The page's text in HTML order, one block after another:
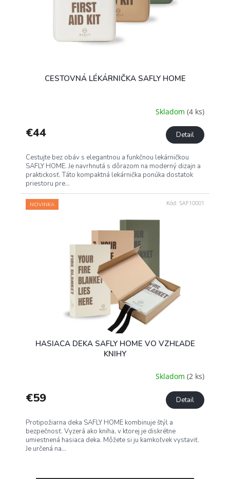
CESTOVNÁ LÉKÁRNIČKA SAFLY HOME
Skladom (4 ks)
€44 Detail
Cestujte bez obáv s elegantnou a funkčnou lekárničkou
SAFLY HOME. Je navrhnutá s dôrazom na moderný dizajn a
praktickosť. Táto kompaktná lekárnička ponúka dostatok
priestoru pre...
NOVINKA
HASIACA DEKA SAFLY HOME VO VZHĽADE
KNIHY
Skladom (2 ks)
€59 Detail
Protipožiarna deka SAFLY HOME kombinuje štýl a
bezpečnosť. Vyzerá ako kniha, v ktorej je diskrétne
umiestnená hasiaca deka. Môžete si ju kamkoľvek vystaviť.
Je určená na...
Kód: SAF10001